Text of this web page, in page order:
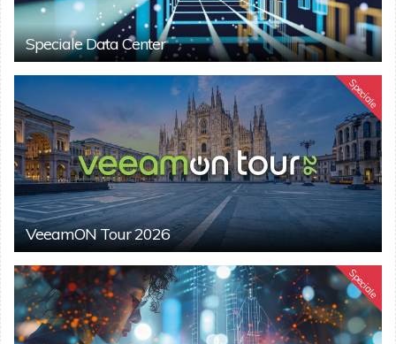
Speciale Data Center
Speciale
VeeamON Tour 2026
Speciale